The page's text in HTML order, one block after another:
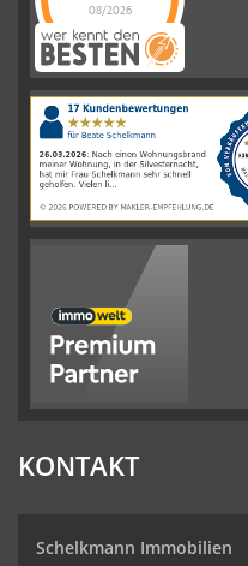
08/2026
Schelkmann
Immobilienhat
|110Schelkmann
ImmobilienBewertungen
auf
werkenntdenBESTEN.de
KONTAKT
Schelkmann Immobilien